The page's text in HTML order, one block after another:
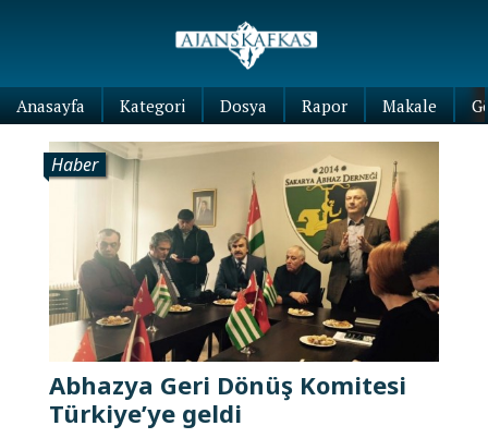
Anasayfa Kategori Dosya Rapor Makale
Haber
Abhazya Geri Dönüş Komitesi
Türkiye’ye geldi